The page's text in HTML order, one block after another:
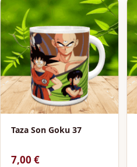
Taza Son Goku 37
7,00 €